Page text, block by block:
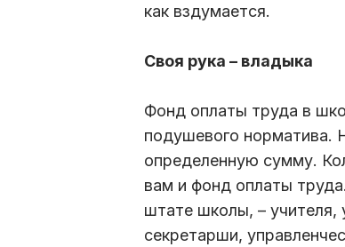
как вздумается.
Своя рука – владыка
Фонд оплаты труда в
подушевого норматива.
определенную сумму.
вам и фонд оплаты
штате школы, – учителя,
секретарши,